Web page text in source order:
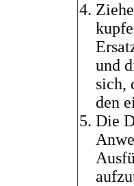
und
sich,
den
Die